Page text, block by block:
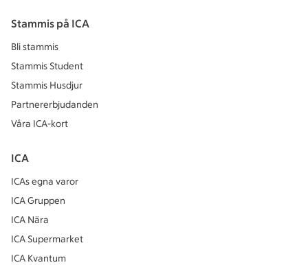
Stammis på ICA
Bli stammis
Stammis Student
Stammis Husdjur
Partnererbjudanden
Våra ICA-kort
ICA
ICAs egna varor
ICA Gruppen
ICA Nära
ICA Supermarket
ICA Kvantum